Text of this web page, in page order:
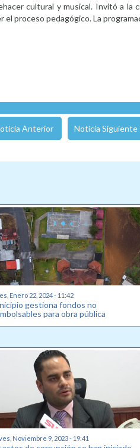
cultural y musical. Invitó a la
proceso pedagógico. La
Anterior Noticia Siguiente
Enero 22, 2024 - 11:42
gestiona fondos no
para obra pública
Noviembre 9, 2023 - 19:41